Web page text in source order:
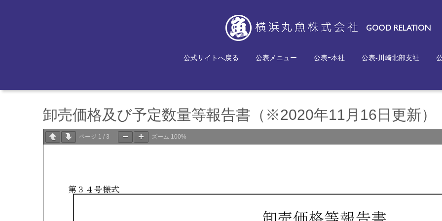
公式サイトへ戻る 公表メニュー 公表ｰ本社 公表-川崎北部支社
卸売価格及び予定数量等報告書（※2020年11月16日更新）
ページ 1 / 3 ズーム 100%